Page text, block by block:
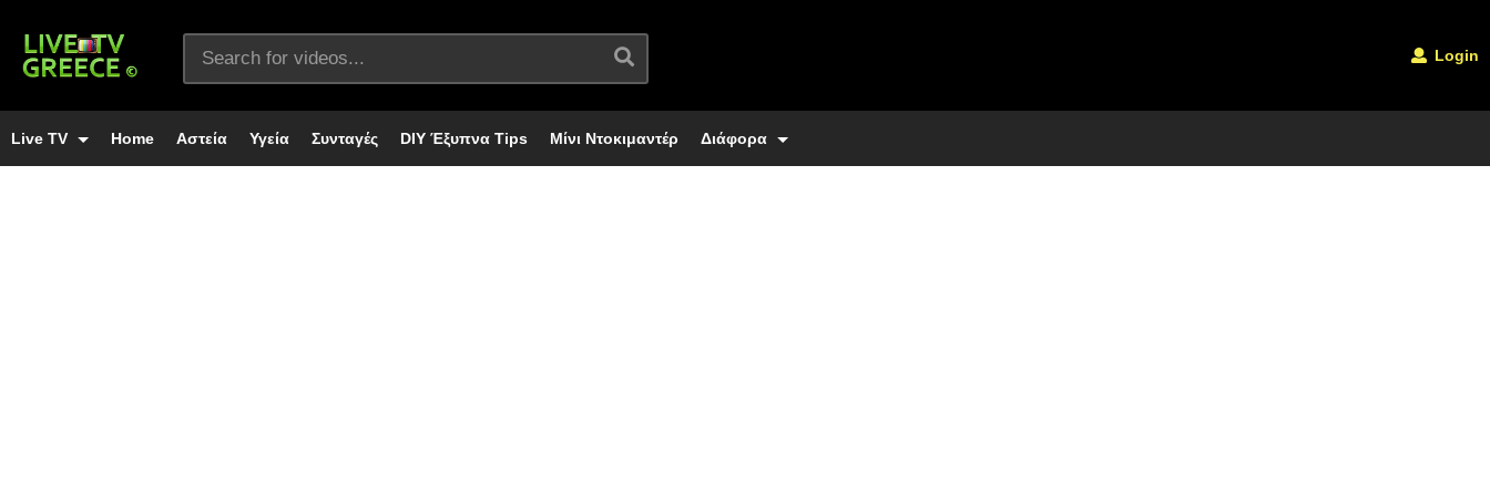
Login
Live TV Home Αστεία Υγεία Συνταγές DIY Έξυπνα Tips Μίνι Ντοκιμαντέρ Διάφορα